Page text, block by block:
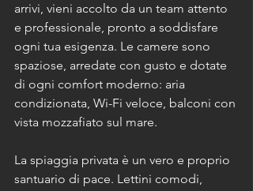
arrivi, vieni accolto da un team attento
e professionale, pronto a soddisfare
ogni tua esigenza. Le camere sono
spaziose, arredate con gusto e dotate
di ogni comfort moderno: aria
condizionata, Wi-Fi veloce, balconi con
vista mozzafiato sul mare.
La spiaggia privata è un vero e proprio
santuario di pace. Lettini comodi,